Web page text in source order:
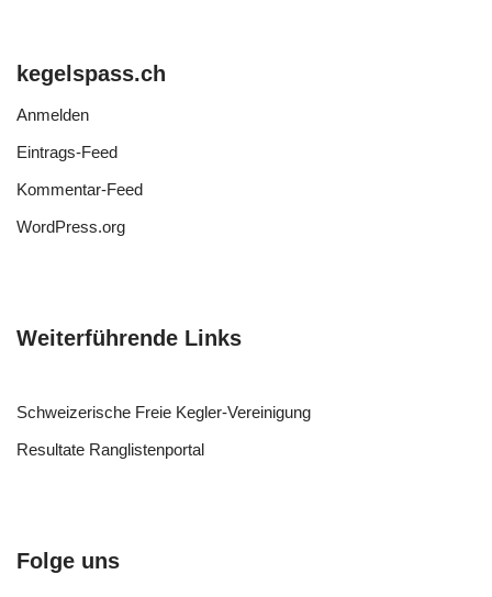
kegelspass.ch
Anmelden
Eintrags-Feed
Kommentar-Feed
WordPress.org
Weiterführende Links
Schweizerische Freie Kegler-Vereinigung
Resultate Ranglistenportal
Folge uns